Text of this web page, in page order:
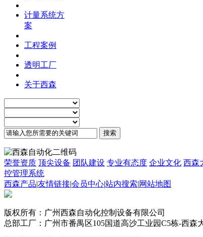
计量系统方
案
工程案例
透明工厂
关于西森
荣誉资质 顶尖设备 团队建设 专业有态度 企业文化 西森
控管理系统
西森产品|友情链接|会员中心|站内搜索|网站地图
版权所有：广州西森自动化控制设备有限公司
总部工厂：广州市番禺区105国道高沙工业园C5栋-西森